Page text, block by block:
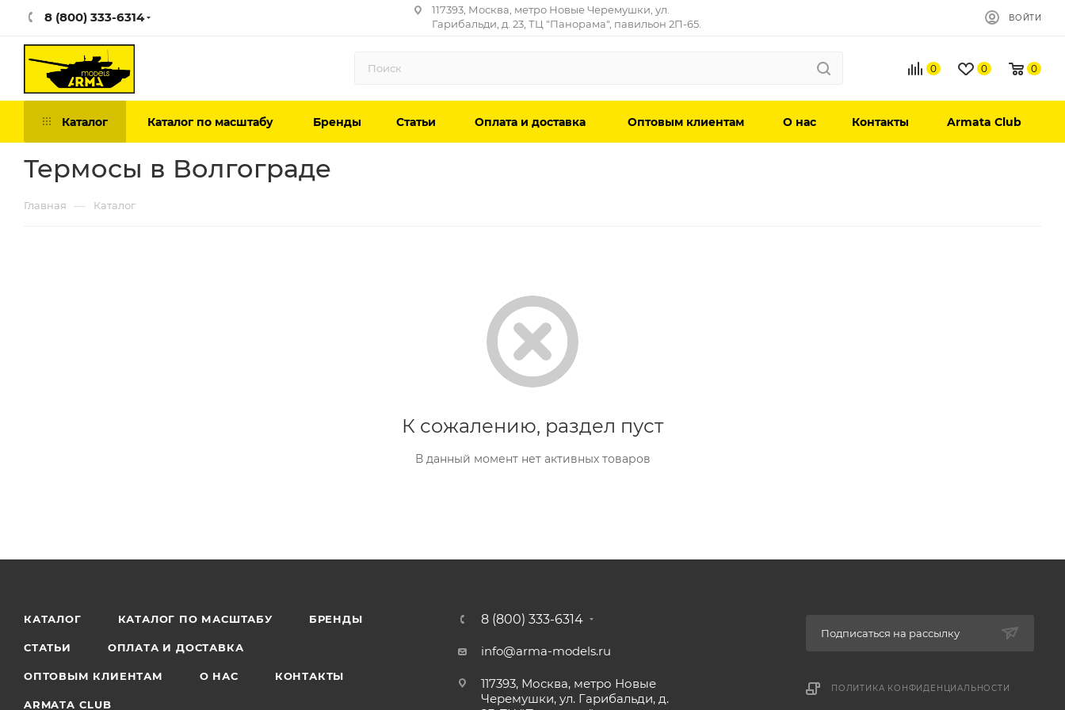
8 (800) 333-6314
117393, Москва, метро Новые Черемушки, ул.
Гарибальди, д. 23, ТЦ "Панорама", павильон 2П-65.
ВОЙТИ
0 0 0
Каталог Каталог по масштабу Бренды Статьи Оплата и доставка Оптовым клиентам О нас Контакты Armata Club
Термосы в Волгограде
Главная — Каталог
К сожалению, раздел пуст
В данный момент нет активных товаров
КАТАЛОГ КАТАЛОГ ПО МАСШТАБУ БРЕНДЫ
СТАТЬИ ОПЛАТА И ДОСТАВКА
ОПТОВЫМ КЛИЕНТАМ О НАС КОНТАКТЫ
ARMATA CLUB
8 (800) 333-6314
info@arma-models.ru
117393, Москва, метро Новые
Черемушки, ул. Гарибальди, д.
Подписаться на рассылку
ПОЛИТИКА КОНФИДЕНЦИАЛЬНОСТИ